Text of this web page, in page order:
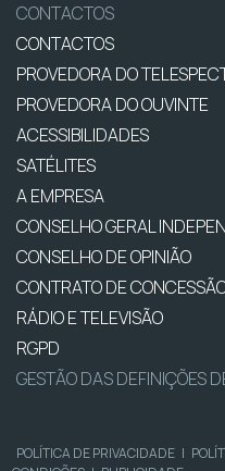
CONTACTOS
CONTACTOS
PROVEDORA DO
PROVEDORA DO OUVINTE
ACESSIBILIDADES
SATÉLITES
A EMPRESA
CONSELHO GERAL
CONSELHO DE OPINIÃO
CONTRATO DE
RÁDIO E TELEVISÃO
RGPD
GESTÃO DAS DEFINIÇÕES
POLÍTICA DE PRIVACIDADE |